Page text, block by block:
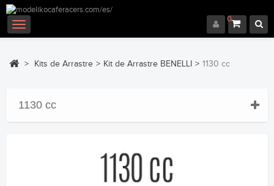
0
Navegación
Toggle
> Kits de Arrastre > Kit de Arrastre BENELLI > 1130 cc
1130 cc